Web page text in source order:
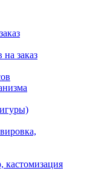
заказ
кастомизация